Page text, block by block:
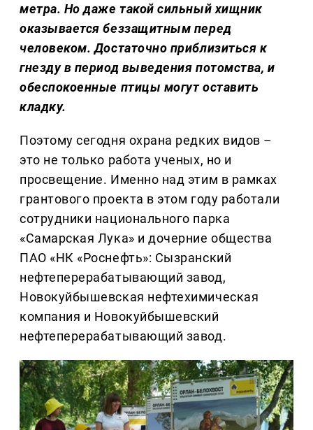
метра. Но даже такой сильный хищник
оказывается беззащитным перед
человеком. Достаточно приблизиться к
гнезду в период выведения потомства, и
обеспокоенные птицы могут оставить
кладку.
Поэтому сегодня охрана редких видов –
это не только работа ученых, но и
просвещение. Именно над этим в рамках
грантового проекта в этом году работали
сотрудники национального парка
«Самарская Лука» и дочерние общества
ПАО «НК «Роснефть»: Сызранский
нефтеперерабатывающий завод,
Новокуйбышевская нефтехимическая
компания и Новокуйбышевский
нефтеперерабатывающий завод.